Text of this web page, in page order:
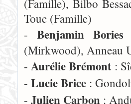
(Famille), Bilbo
Touc (Famille)
- Benjamin Bories
(Mirkwood), Anneau
- Aurélie Brémont :
- Lucie Brice :
- Julien Carbon :